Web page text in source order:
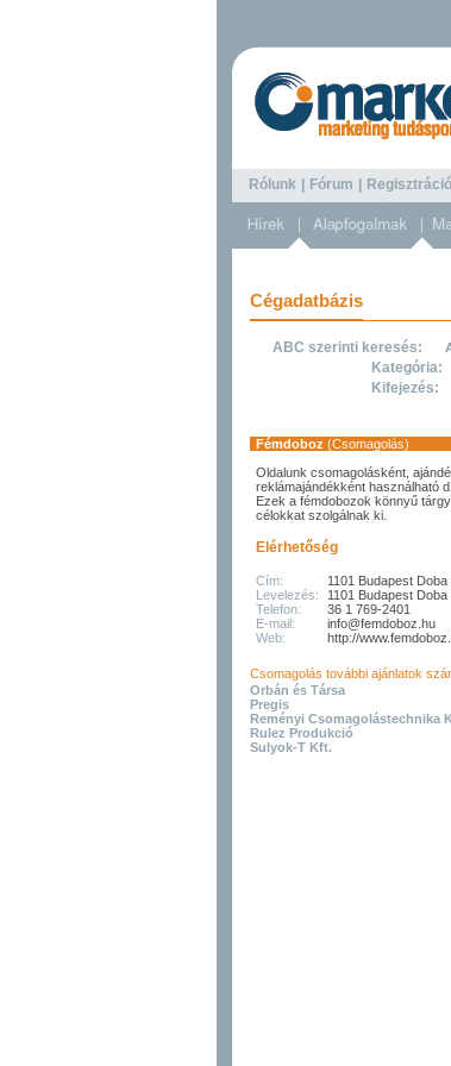
Rólunk Fórum Regisztráció
Cégadatbázis
ABC szerinti keresés:
Kategória:
Kifejezés:
Fémdoboz (Csomagolás)
Oldalunk csomagolásként,
reklámajándékként használható
Ezek a fémdobozok könnyű
célokkat szolgálnak ki.
Elérhetőség
Cím:
1101 Budapest Doba
Levelezés:
1101 Budapest Doba
Telefon:
36 1 769-2401
E-mail:
info@femdoboz.hu
Web:
http://
Csomagolás további ajánlatok
Orbán és Társa
Pregis
Reményi Csomagolástechnika
Rulez Produkció
Sulyok-T Kft.